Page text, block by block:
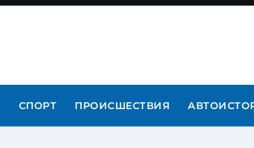
СПОРТ ПРОИСШЕСТВИЯ